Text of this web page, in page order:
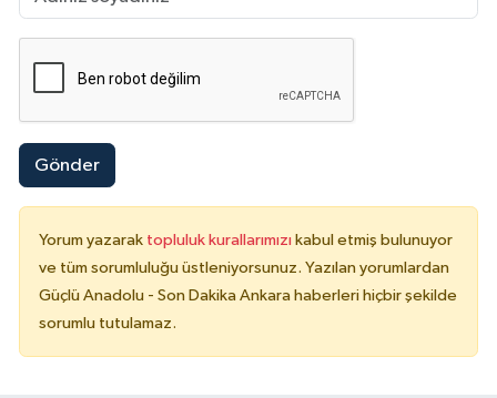
Gönder
Yorum yazarak topluluk kurallarımızı kabul etmiş bulunuyor
ve tüm sorumluluğu üstleniyorsunuz. Yazılan yorumlardan
Güçlü Anadolu - Son Dakika Ankara haberleri hiçbir şekilde
sorumlu tutulamaz.